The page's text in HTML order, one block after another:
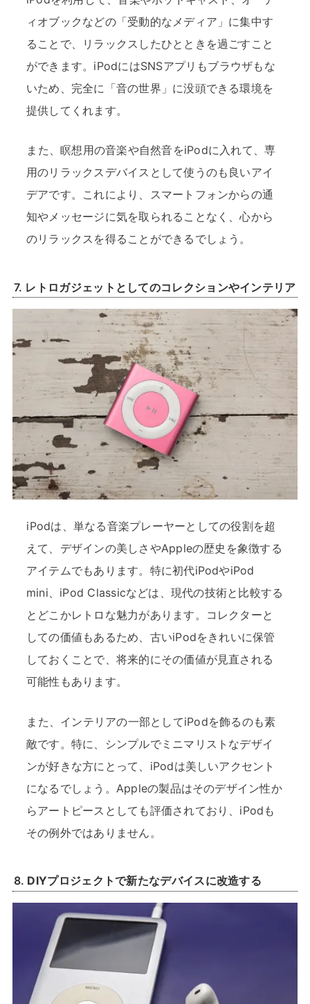
ィオブックなどの「受動的なメディア」に集中す
ることで、リラックスしたひとときを過ごすこと
ができます。iPodにはSNSアプリもブラウザもな
いため、完全に「音の世界」に没頭できる環境を
提供してくれます。
また、瞑想用の音楽や自然音をiPodに入れて、専
用のリラックスデバイスとして使うのも良いアイ
デアです。これにより、スマートフォンからの通
知やメッセージに気を取られることなく、心から
のリラックスを得ることができるでしょう。
7. レトロガジェットとしてのコレクションやインテリア
iPodは、単なる音楽プレーヤーとしての役割を超
えて、デザインの美しさやAppleの歴史を象徴する
アイテムでもあります。特に初代iPodやiPod
mini、iPod Classicなどは、現代の技術と比較する
とどこかレトロな魅力があります。コレクターと
しての価値もあるため、古いiPodをきれいに保管
しておくことで、将来的にその価値が見直される
可能性もあります。
また、インテリアの一部としてiPodを飾るのも素
敵です。特に、シンプルでミニマリストなデザイ
ンが好きな方にとって、iPodは美しいアクセント
になるでしょう。Appleの製品はそのデザイン性か
らアートピースとしても評価されており、iPodも
その例外ではありません。
8. DIYプロジェクトで新たなデバイスに改造する